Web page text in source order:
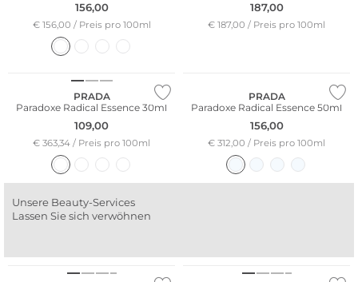
156,00
€ 156,00 / Preis pro 100ml
187,00
€ 187,00 / Preis pro 100ml
PRADA
Paradoxe Radical Essence 30ml
109,00
€ 363,34 / Preis pro 100ml
PRADA
Paradoxe Radical Essence 50ml
156,00
€ 312,00 / Preis pro 100ml
Unsere Beauty-Services
Lassen Sie sich verwöhnen